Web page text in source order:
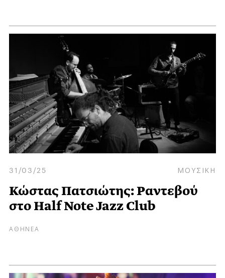
31/03/25 ΜΟΥΣΙΚΗ
Κώστας Πατσιώτης: Ραντεβού
στο Half Note Jazz Club
ΑΘΗΝΕΑ